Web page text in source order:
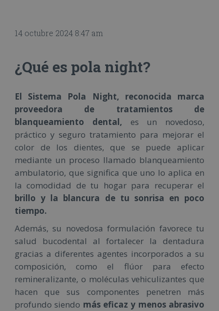
14 octubre 2024 8:47 am
¿Qué es pola night?
El Sistema Pola Night, reconocida marca
proveedora de tratamientos de
blanqueamiento dental, es un novedoso,
práctico y seguro tratamiento para mejorar el
color de los dientes, que se puede aplicar
mediante un proceso llamado blanqueamiento
ambulatorio, que significa que uno lo aplica en
la comodidad de tu hogar para recuperar el
brillo y la blancura de tu sonrisa en poco
tiempo.
Además, su novedosa formulación favorece tu
salud bucodental al fortalecer la dentadura
gracias a diferentes agentes incorporados a su
composición, como el flúor para efecto
remineralizante, o moléculas vehiculizantes que
hacen que sus componentes penetren más
profundo siendo más eficaz y menos abrasivo